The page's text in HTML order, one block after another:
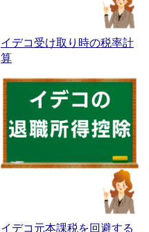
イデコ受け取り時の税率計
算
イデコ元本課税を回避する